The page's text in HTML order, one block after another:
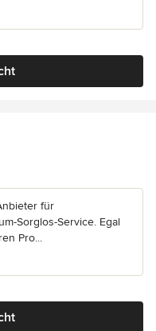
5 Sternen
für
Sorglos-Service. Egal
Pro...